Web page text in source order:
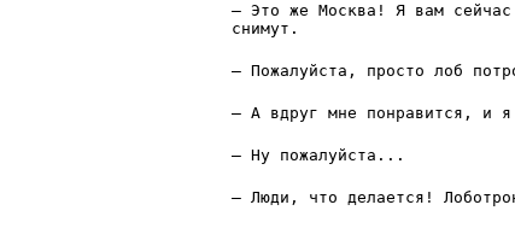
— Это же Москва! Я вам
снимут.
— Пожалуйста, просто лоб
— А вдруг мне понравится, и я
— Ну пожалуйста...
— Люди, что делается!